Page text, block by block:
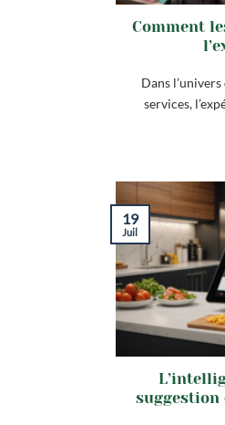
Comment
Dans
services,
suggestion
19
Juil